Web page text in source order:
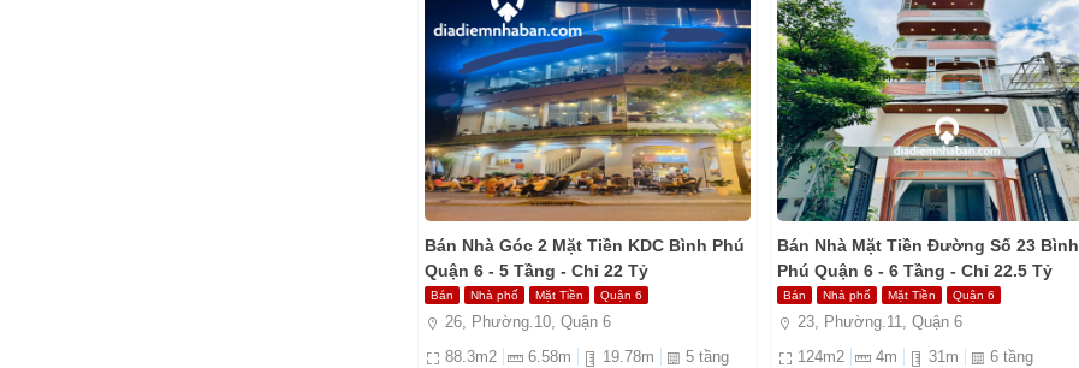
Bán Nhà Góc 2 Mặt Tiền KDC Bình Phú
Quận 6 - 5 Tầng - Chỉ 22 Tỷ
Bán Nhà phố Mặt Tiền Quận 6
26, Phường.10, Quận 6
88.3m2 6.58m 19.78m 5 tầng
Bán Nhà Mặt Tiền Đường Số 23 Bình
Phú Quận 6 - 6 Tầng - Chỉ 22.5 Tỷ
Bán Nhà phố Mặt Tiền Quận 6
23, Phường.11, Quận 6
124m2 4m 31m 6 tầng